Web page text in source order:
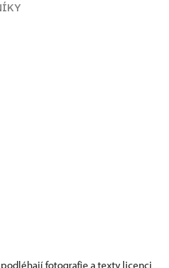
fotografie a texty licenci